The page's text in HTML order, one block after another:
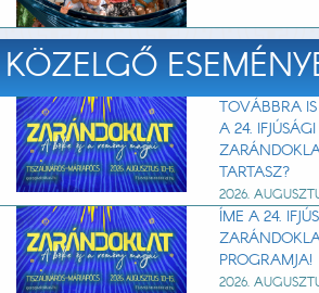
KÖZELGŐ
TOVÁBBRA
A 24.
TARTASZ?
2026.
ÍME A 24.
PROGRAMJA!
2026.